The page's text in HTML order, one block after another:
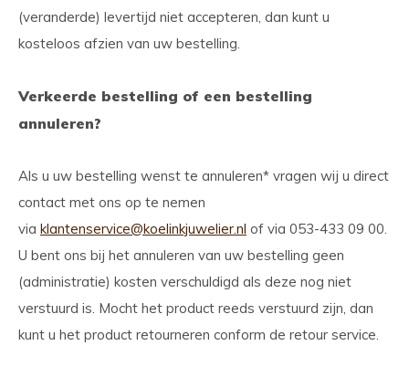
(veranderde) levertijd niet accepteren, dan kunt u
kosteloos afzien van uw bestelling.
Verkeerde bestelling of een bestelling
annuleren?
Als u uw bestelling wenst te annuleren* vragen wij u direct
contact met ons op te nemen
via klantenservice@koelinkjuwelier.nl of via 053-433 09 00.
U bent ons bij het annuleren van uw bestelling geen
(administratie) kosten verschuldigd als deze nog niet
verstuurd is. Mocht het product reeds verstuurd zijn, dan
kunt u het product retourneren conform de retour service.